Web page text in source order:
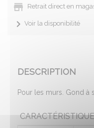
Retrait direct en
Voir la disponibilité
DESCRIPTION
Pour les murs. Gond à